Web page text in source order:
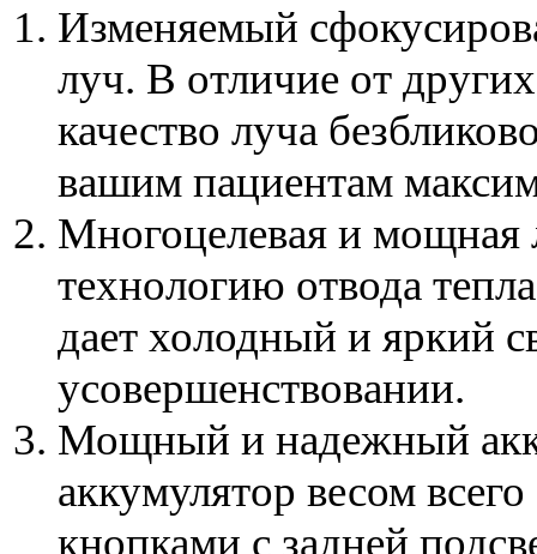
Изменяемый
луч. В отличие от
качество луча
вашим пациентам
Многоцелевая и мощная
технологию отвода
дает холодный и яркий
усовершенствовании.
Мощный и надежный
аккумулятор весом
кнопками с задней